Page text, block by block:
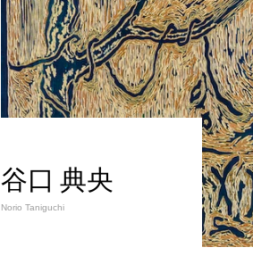
谷口 典央
Norio Taniguchi